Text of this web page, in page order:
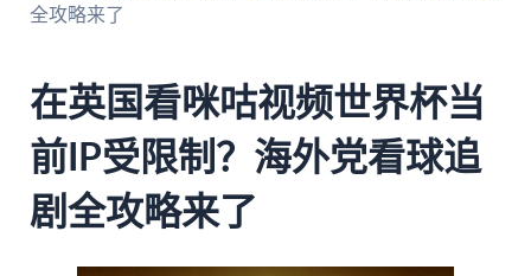
全攻略来了
在英国看咪咕视频世界杯当
前IP受限制？海外党看球追
剧全攻略来了